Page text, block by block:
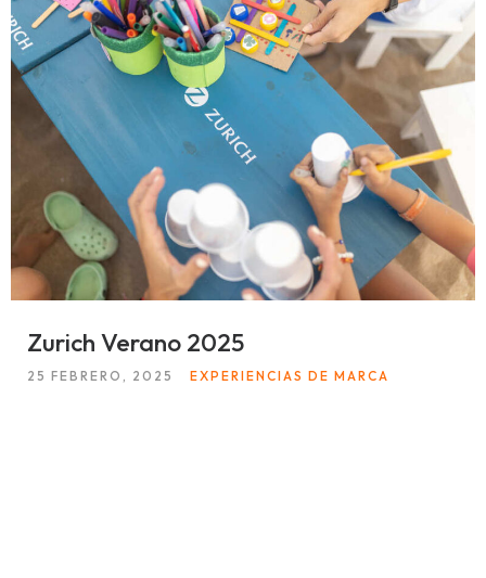
Zurich Verano 2025
25 FEBRERO, 2025 EXPERIENCIAS DE MARCA